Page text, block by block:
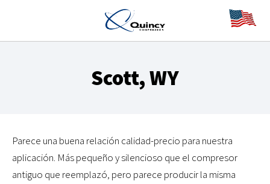
Scott, WY
Parece una buena relación calidad-precio para nuestra
aplicación. Más pequeño y silencioso que el compresor
antiguo que reemplazó, pero parece producir la misma